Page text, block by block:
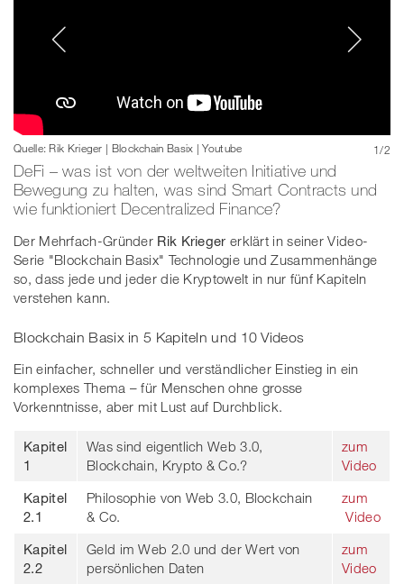
Quelle: Rik Krieger | Blockchain Basix | Youtube
Bild: BcBx 1/2
DeFi – was ist von der weltweiten Initiative und
Bewegung zu halten, was sind Smart Contracts und
wie funktioniert Decentralized Finance?
Der Mehrfach-Gründer Rik Krieger erklärt in seiner Video-
Serie "Blockchain Basix" Technologie und Zusammenhänge
so, dass jede und jeder die Kryptowelt in nur fünf Kapiteln
verstehen kann.
Blockchain Basix in 5 Kapiteln und 10 Videos
Ein einfacher, schneller und verständlicher Einstieg in ein
komplexes Thema – für Menschen ohne grosse
Vorkenntnisse, aber mit Lust auf Durchblick.
Kapitel
1
Was sind eigentlich Web 3.0,
Blockchain, Krypto & Co.?
zum
Video
Kapitel
2.1
Philosophie von Web 3.0, Blockchain
& Co.
zum
Video
Kapitel
2.2
Geld im Web 2.0 und der Wert von
persönlichen Daten
zum
Video